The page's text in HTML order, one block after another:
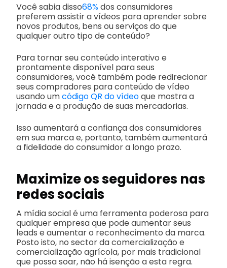
Você sabia disso68%dos consumidores
preferem assistir a vídeos para aprender sobre
novos produtos, bens ou serviços do que
qualquer outro tipo de conteúdo?
Para tornar seu conteúdo interativo e
prontamente disponível para seus
consumidores, você também pode redirecionar
seus compradores para conteúdo de vídeo
usando umcódigo QR do vídeoque mostra a
jornada e a produção de suas mercadorias.
Isso aumentará a confiança dos consumidores
em sua marca e, portanto, também aumentará
a fidelidade do consumidor a longo prazo.
Maximize os seguidores nas
redes sociais
A mídia social é uma ferramenta poderosa para
qualquer empresa que pode aumentar seus
leads e aumentar o reconhecimento da marca.
Posto isto, no sector da comercialização e
comercialização agrícola, por mais tradicional
que possa soar, não há isenção a esta regra.